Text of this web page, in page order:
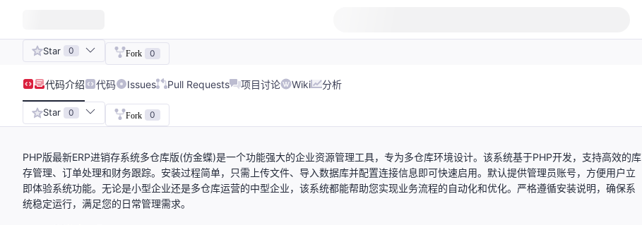
Star 0 Fork 0
代码介绍 代码 Issues Pull Requests 项目讨论 Wiki 分析
Star 0 Fork 0
PHP版最新ERP进销存系统多仓库版(仿金蝶)是一个功能强大的企业资源管理工具，专为多仓库环境设计。该系统基于PHP开发，支持高效的库
存管理、订单处理和财务跟踪。安装过程简单，只需上传文件、导入数据库并配置连接信息即可快速启用。默认提供管理员账号，方便用户立
即体验系统功能。无论是小型企业还是多仓库运营的中型企业，该系统都能帮助您实现业务流程的自动化和优化。严格遵循安装说明，确保系
统稳定运行，满足您的日常管理需求。